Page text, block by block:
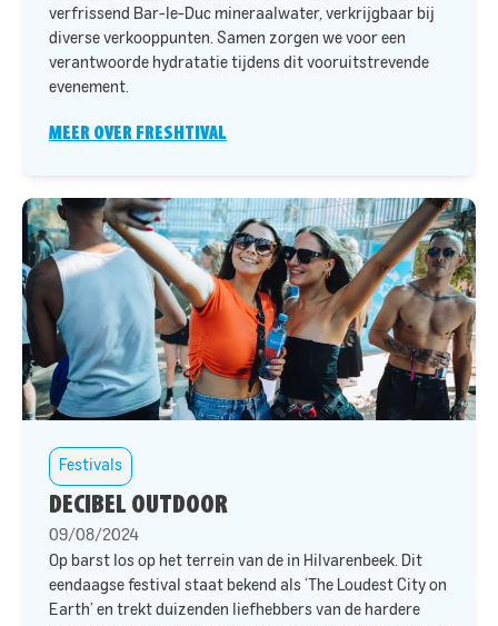
verfrissend Bar-le-Duc mineraalwater, verkrijgbaar bij
diverse verkooppunten. Samen zorgen we voor een
verantwoorde hydratatie tijdens dit vooruitstrevende
evenement.​
MEER OVER FRESHTIVAL
Festivals
DECIBEL OUTDOOR
09/08/2024
Op barst los op het terrein van de in Hilvarenbeek. Dit
eendaagse festival staat bekend als ‘The Loudest City on
Earth’ en trekt duizenden liefhebbers van de hardere